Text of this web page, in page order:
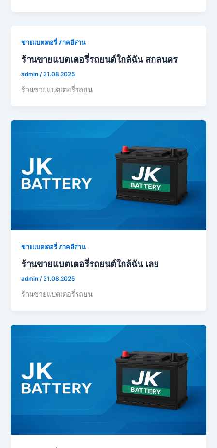
ขายแบตเตอรี่ ภาคอีสาน
ร้านขายแบตเตอรี่รถยนต์ใกล้ฉัน สกลนคร
admin /31.08.2025
ร้านขายแบตเตอรี่รถยน
ขายแบตเตอรี่ ภาคอีสาน
ร้านขายแบตเตอรี่รถยนต์ใกล้ฉัน เลย
admin /31.08.2025
ร้านขายแบตเตอรี่รถยน